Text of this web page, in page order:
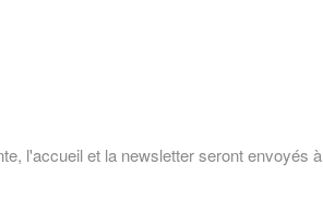
l'accueil et la newsletter seront envoyés